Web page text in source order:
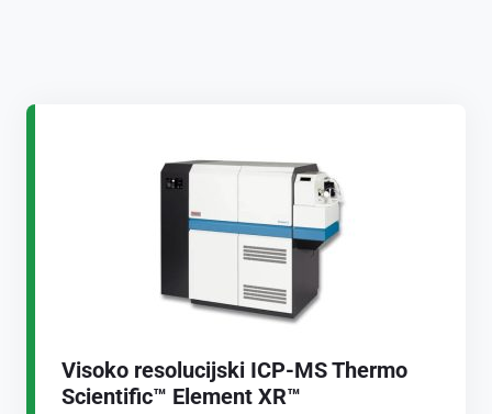
Visoko resolucijski ICP-MS Thermo
Scientific™ Element XR™